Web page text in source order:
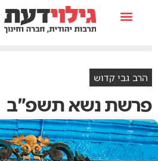
הרב גבי קדוש
פרשת נשא תשפ"ב